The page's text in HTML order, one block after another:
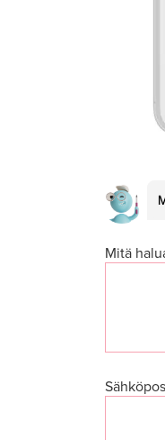
Mitä